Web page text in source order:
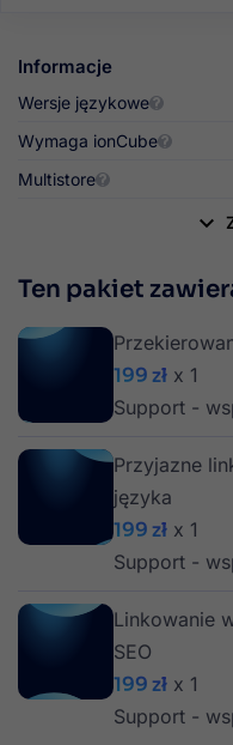
Informacje
Wersje językowe
Wymaga ionCube
Multistore

Ten pakiet
199 zł x 1
Support -
Przyjazne
języka
199 zł x 1
Support -
Linkowanie
SEO
199 zł x 1
Support -